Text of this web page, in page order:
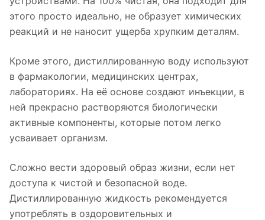
этого просто идеально, не образует химических
реакций и не наносит ущерба хрупким деталям.
Кроме этого, дистиллированную воду используют
в фармакологии, медицинских центрах,
лабораториях. На её основе создают инъекции, в
ней прекрасно растворяются биологически
активные компоненты, которые потом легко
усваивает организм.
Сложно вести здоровый образ жизни, если нет
доступа к чистой и безопасной воде.
Дистиллированную жидкость рекомендуется
употреблять в оздоровительных и